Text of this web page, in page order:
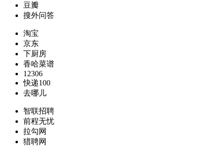
豆瓣
搜外问答
淘宝
京东
下厨房
香哈菜谱
12306
快递100
去哪儿
智联招聘
前程无忧
拉勾网
猎聘网